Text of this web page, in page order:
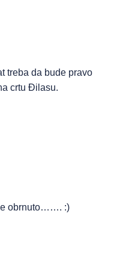
treba da bude pravo
crtu Đilasu.
obrnuto……. :)